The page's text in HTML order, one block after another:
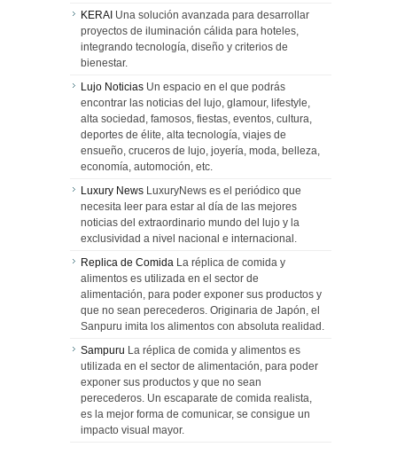
KERAI Una solución avanzada para desarrollar
proyectos de iluminación cálida para hoteles,
integrando tecnología, diseño y criterios de
bienestar.
Lujo Noticias Un espacio en el que podrás
encontrar las noticias del lujo, glamour, lifestyle,
alta sociedad, famosos, fiestas, eventos, cultura,
deportes de élite, alta tecnología, viajes de
ensueño, cruceros de lujo, joyería, moda, belleza,
economía, automoción, etc.
Luxury News LuxuryNews es el periódico que
necesita leer para estar al día de las mejores
noticias del extraordinario mundo del lujo y la
exclusividad a nivel nacional e internacional.
Replica de Comida La réplica de comida y
alimentos es utilizada en el sector de
alimentación, para poder exponer sus productos y
que no sean perecederos. Originaria de Japón, el
Sanpuru imita los alimentos con absoluta realidad.
Sampuru La réplica de comida y alimentos es
utilizada en el sector de alimentación, para poder
exponer sus productos y que no sean
perecederos. Un escaparate de comida realista,
es la mejor forma de comunicar, se consigue un
impacto visual mayor.